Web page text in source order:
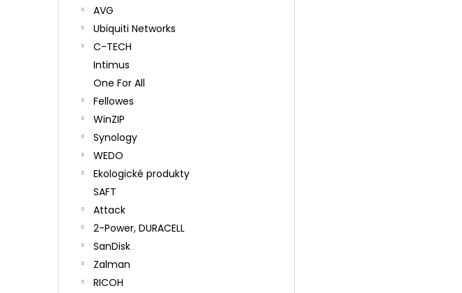
AVG
Ubiquiti Networks
C-TECH
Intimus
One For All
Fellowes
WinZIP
Synology
WEDO
Ekologické produkty
SAFT
Attack
2-Power, DURACELL
SanDisk
Zalman
RICOH